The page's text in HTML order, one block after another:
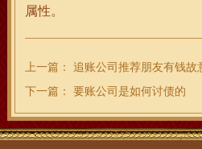
属性。
上一篇：
追账公司推荐朋友有钱故
下一篇：
要账公司是如何讨债的